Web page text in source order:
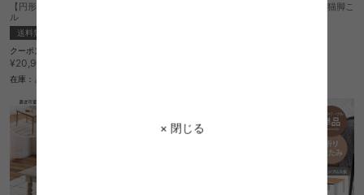
× 閉じる
【円形:天板 68cm×68cm】こたつテーブ
ル
送料無料
クーポン利用で
¥20,900→
在庫：△
【正方形:天板 70cm×70cm】Wilo 猫脚こ